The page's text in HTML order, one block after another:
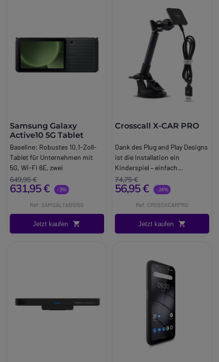
Samsung Galaxy
Active10 5G Tablet
Baseline: Robustes 10,1-Zoll-
Tablet für Unternehmen mit
5G, Wi-Fi 6E, zwei
austauschbaren Akkus,
Schutzklasse IP68 und
Brand:Samsung
649,95 €
631,95 € -3%
Ref: SAMGALTAB105G
Jetzt kaufen
Crosscall X-CAR PRO
Dank des Plug and Play Designs
ist die Installation ein
Kinderspiel – einfach
anschließen und schon können
Sie mit dem Laden Ihrer Geräte
Eigenschaften:
Eingangsspannung: 5 12V
DCAusgangsspannung:
74,75 €
56,95 € -24%
Ref: CROSSXCARPRO
Jetzt kaufen